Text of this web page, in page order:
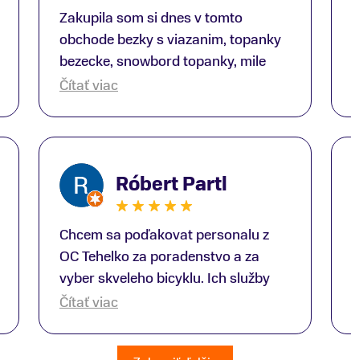
Zakupila som si dnes v tomto
obchode bezky s viazanim, topanky
bezecke, snowbord topanky, mile
prekvapenie ako Peter, ktory nas
Čítať viac
Róbert Partl
Chcem sa poďakovat personalu z
OC Tehelko za poradenstvo a za
vyber skveleho bicyklu. Ich služby
rad využijem zas rad znovu.
Hodnotim čast kde predavaju bicykle
Čítať viac